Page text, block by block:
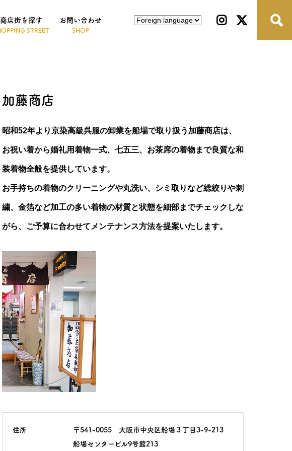
商店街を探す お問い合わせ
加藤商店
昭和52年より京染高級呉服の卸業を船場で取り扱う加藤商店は、
お祝い着から婚礼用着物一式、七五三、お茶席の着物まで良質な和
装着物全般を提供しています。
お手持ちの着物のクリーニングや丸洗い、シミ取りなど総絞りや刺
繍、金箔など加工の多い着物の材質と状態を細部までチェックしな
がら、ご予算に合わせてメンテナンス方法を提案いたします。
住所
〒541-0055 大阪市中央区船場３丁目3-9-213
船場センタービル9号館213